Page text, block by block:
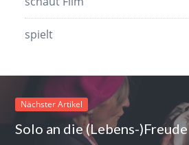
spielt
Nächster Artikel
Solo an die (Lebens-)Freude